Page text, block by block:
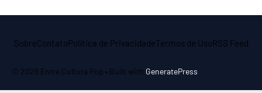
SobreContatoPolítica de PrivacidadeTermos de UsoRSS Feed
© 2026 Entre Cultura Pop • Built with GeneratePress